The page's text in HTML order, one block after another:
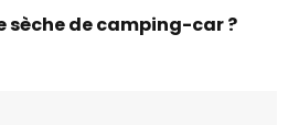
sèche de camping-car ?